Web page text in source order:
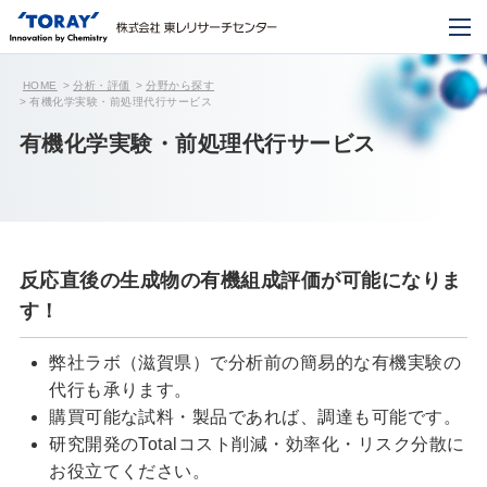
HOME 分析・評価
分野から探す
有機化学実験・前処理代行サービス
有機化学実験・前処理代行サービス
反応直後の生成物の有機組成評価が可能になりま
す！
弊社ラボ（滋賀県）で分析前の簡易的な有機実験の
代行も承ります。
購買可能な試料・製品であれば、調達も可能です。
研究開発のTotalコスト削減・効率化・リスク分散に
お役立てください。